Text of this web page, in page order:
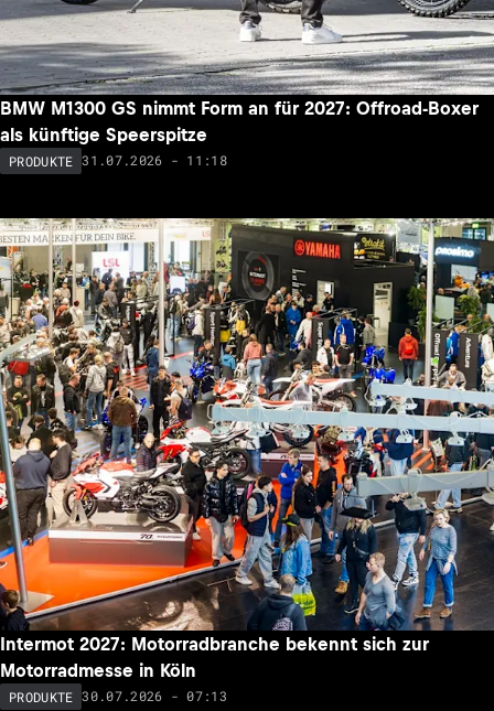
BMW M1300 GS nimmt Form an für 2027: Offroad-Boxer
als künftige Speerspitze
PRODUKTE 31.07.2026 - 11:18
Intermot 2027: Motorradbranche bekennt sich zur
Motorradmesse in Köln
PRODUKTE 30.07.2026 - 07:13